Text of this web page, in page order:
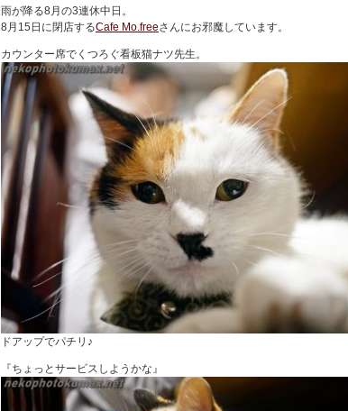
雨が降る8月の3連休中日。
8月15日に閉店するCafe Mo.freeさんにお邪魔しています。
カウンター席でくつろぐ看板猫ナツ先生。
ドアップでパチリ♪
『ちょっとサービスしようかな』